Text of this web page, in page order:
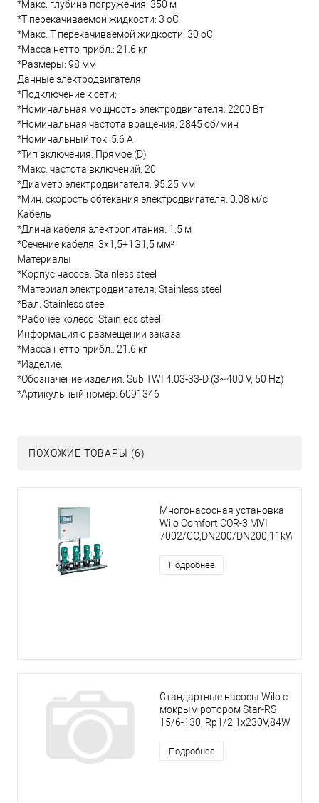
*Макс. глубина погружения: 350 м
*Т перекачиваемой жидкости: 3 oC
*Макс. T перекачиваемой жидкости: 30 oC
*Масса нетто прибл.: 21.6 кг
*Размеры: 98 мм
Данные электродвигателя
*Подключение к сети:
*Номинальная мощность электродвигателя: 2200 Вт
*Номинальная частота вращения: 2845 об/мин
*Номинальный ток: 5.6 А
*Тип включения: Прямое (D)
*Макс. частота включений: 20
*Диаметр электродвигателя: 95.25 мм
*Мин. скорость обтекания электродвигателя: 0.08 м/с
Кабель
*Длина кабеля электропитания: 1.5 м
*Сечение кабеля: 3x1,5+1G1,5 мм²
Материалы
*Корпус насоса: Stainless steel
*Материал электродвигателя: Stainless steel
*Вал: Stainless steel
*Рабочее колесо: Stainless steel
Информация о размещении заказа
*Масса нетто прибл.: 21.6 кг
*Изделие:
*Обозначение изделия: Sub TWI 4.03-33-D (3~400 V, 50 Hz)
*Артикульный номер: 6091346
ПОХОЖИЕ ТОВАРЫ (6)
Многонасосная установка
Wilo Comfort COR-3 MVI
7002/CC,DN200/DN200,11kW
Подробнее
Стандартные насосы Wilo с
мокрым ротором Star-RS
15/6-130, Rp1/2,1x230V,84W
Подробнее